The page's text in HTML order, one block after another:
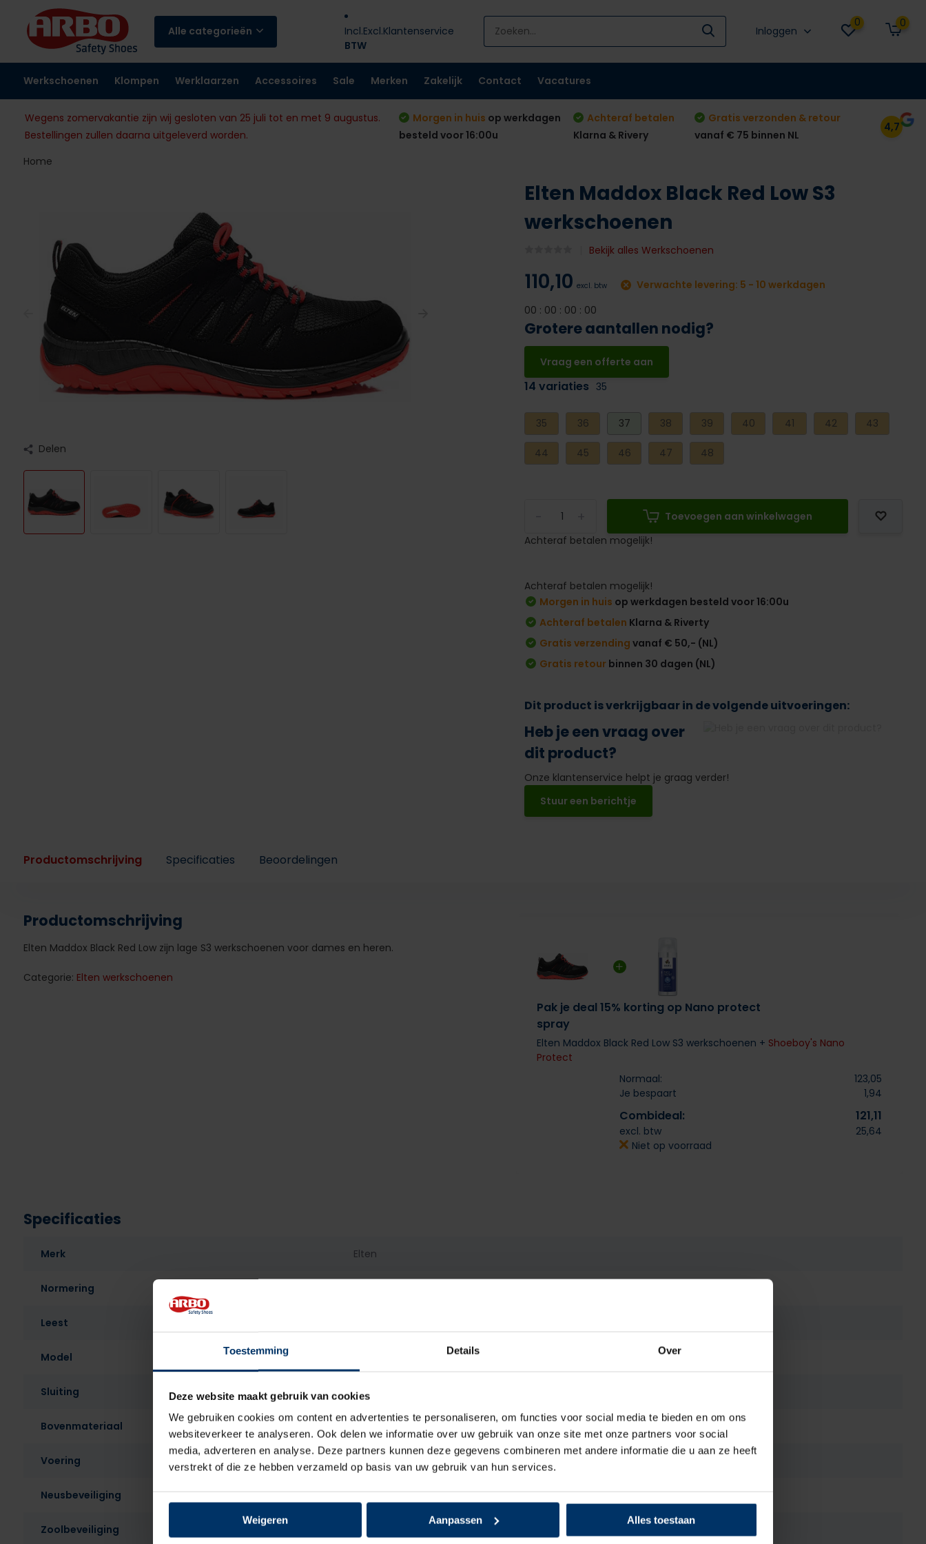
Toestemming Details Over
Deze website maakt gebruik van cookies
We gebruiken cookies om content en advertenties te personaliseren, om functies voor social media te bieden en om ons
websiteverkeer te analyseren. Ook delen we informatie over uw gebruik van onze site met onze partners voor social
media, adverteren en analyse. Deze partners kunnen deze gegevens combineren met andere informatie die u aan ze heeft
verstrekt of die ze hebben verzameld op basis van uw gebruik van hun services.
Weigeren Aanpassen Alles toestaan
Alle categorieën Incl.Excl.
BTW
Klantenservice Inloggen
0 0
Werkschoenen Klompen Werklaarzen Accessoires Sale Merken Zakelijk Contact Vacatures
Wegens zomervakantie zijn wij gesloten van 25 juli tot en met 9 augustus.
Bestellingen zullen daarna uitgeleverd worden.
Morgen in huis op werkdagen
besteld voor 16:00u
Achteraf betalen
Klarna & Rivery
Gratis verzonden & retour
vanaf € 75 binnen NL
4,7
Home
Delen
Elten Maddox Black Red Low S3
werkschoenen
Bekijk alles Werkschoenen
110,10 excl. btw
Verwachte levering: 5 - 10 werkdagen
00 : 00 : 00 : 00
Grotere aantallen nodig?
Vraag een offerte aan
14 variaties 35
35 36 37 38 39 40 41 42 43
44 45 46 47 48
Toevoegen aan winkelwagen
Achteraf betalen mogelijk!
Achteraf betalen mogelijk!
Morgen in huis op werkdagen besteld voor 16:00u
Achteraf betalen Klarna & Riverty
Gratis verzending vanaf € 50,- (NL)
Gratis retour binnen 30 dagen (NL)
Dit product is verkrijgbaar in de volgende uitvoeringen:
Heb je een vraag over
dit product?
Onze klantenservice helpt je graag verder!
Stuur een berichtje
Productomschrijving Specificaties Beoordelingen
Productomschrijving
Elten Maddox Black Red Low zijn lage S3 werkschoenen voor dames en heren.
Categorie: Elten werkschoenen
Pak je deal 15% korting op Nano protect
spray
Elten Maddox Black Red Low S3 werkschoenen + Shoeboy's Nano
Protect
Normaal:
123,05
Je bespaart
1,94
Combideal: 121,11
excl. btw
25,64
Niet op voorraad
Specificaties
Merk Elten
Normering
Leest
Model
Sluiting Veter
Bovenmateriaal Microvezel, Textiel
Voering Textiel
Neusbeveiliging Staal
Zoolbeveiliging